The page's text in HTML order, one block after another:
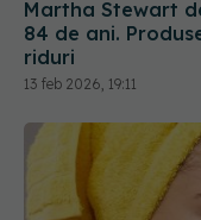
13 feb 2026, 19:11